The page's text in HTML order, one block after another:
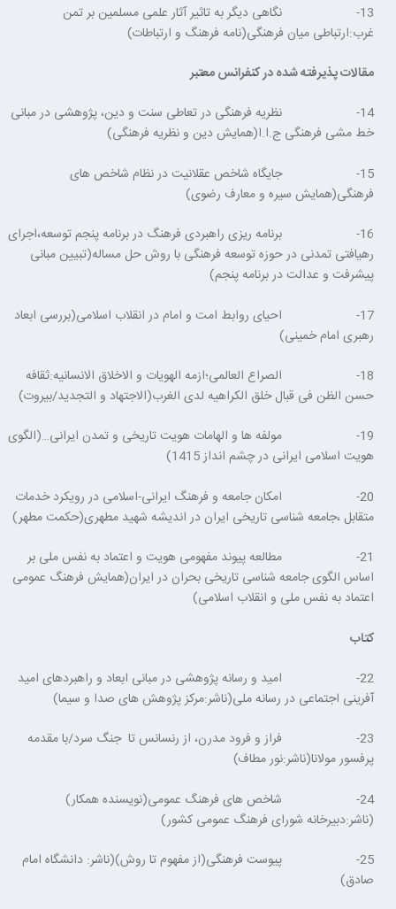
13- نگاهی دیگر به تاثیر آثار علمی مسلمین بر تمن
غرب:ارتباطی میان فرهنگی(نامه فرهنگ و ارتباطات)
مقالات پذیرفته شده در کنفرانس معتبر
14- نظریه فرهنگی در تعاطی سنت و دین، پژوهشی در مبانی
خط مشی فرهنگی ج.ا.ا(همایش دین و نظریه فرهنگی)
15- جایگاه شاخص عقلانیت در نظام شاخص های
فرهنگی(همایش سیره و معارف رضوی)
16- برنامه ریزی راهبردی فرهنگ در برنامه پنجم توسعه،اجرای
رهیافتی تمدنی در حوزه توسعه فرهنگی با روش حل مساله(تبیین مبانی
پیشرفت و عدالت در برنامه پنجم)
17- احیای روابط امت و امام در انقلاب اسلامی(بررسی ابعاد
رهبری امام خمینی)
18- الصراع العالمی؛ازمه الهویات و الاخلاق الانسانیه:ثقافه
حسن الظن فی قبال خلق الکراهیه لدی الغرب(الاجتهاد و التجدید/بیروت)
19- مولفه ها و الهامات هویت تاریخی و تمدن ایرانی…(الگوی
هویت اسلامی ایرانی در چشم انداز 1415)
20- امکان جامعه و فرهنگ ایرانی-اسلامی در رویکرد خدمات
متقابل ،جامعه شناسی تاریخی ایران در اندیشه شهید مطهری(حکمت مطهر)
21- مطالعه پیوند مفهومی هویت و اعتماد به نفس ملی بر
اساس الگوی جامعه شناسی تاریخی بحران در ایران(همایش فرهنگ عمومی
اعتماد به نفس ملی و انقلاب اسلامی)
کتاب
22- امید و رسانه پژوهشی در مبانی ابعاد و راهبردهای امید
آفرینی اجتماعی در رسانه ملی(ناشر:مرکز پژوهش های صدا و سیما)
23- فراز و فرود مدرن، از رنسانس تا جنگ سرد/با مقدمه
پرفسور مولانا(ناشر:نور مطاف)
24- شاخص های فرهنگ عمومی(نویسنده همکار)
(ناشر:دبیرخانه شورای فرهنگ عمومی کشور)
25- پیوست فرهنگی(از مفهوم تا روش)(ناشر: دانشگاه امام
صادق)